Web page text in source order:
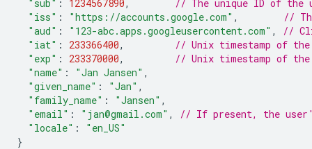
"sub" : 1234567890,
// The unique ID of the
"iss" : "https://accounts.google.com" ,
//
"aud" : "123-abc.apps.googleusercontent.com" ,
//
"iat" : 233366400,
// Unix timestamp of
"exp" : 233370000,
// Unix timestamp of
"name" : "Jan Jansen" ,
"given_name" : "Jan" ,
"family_name" : "Jansen" ,
"email" : "jan@gmail.com" ,
// If present, the
"locale" :
"en_US"
}